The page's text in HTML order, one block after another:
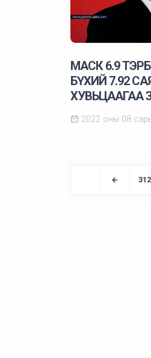
МАСК 6.9
БҮХИЙ 7.92
ХУВЬЦААГАА
2022 оны 08
312